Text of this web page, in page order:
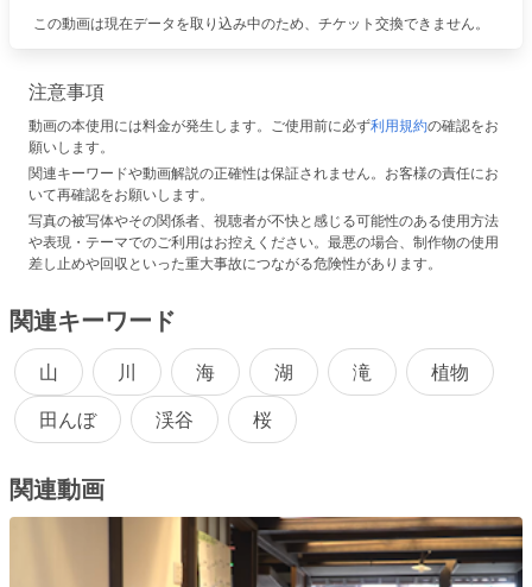
この動画は現在データを取り込み中のため、チケット交換できません。
注意事項
動画の本使用には料金が発生します。ご使用前に必ず利用規約の確認をお
願いします。
関連キーワードや動画解説の正確性は保証されません。お客様の責任にお
いて再確認をお願いします。
写真の被写体やその関係者、視聴者が不快と感じる可能性のある使用方法
や表現・テーマでのご利用はお控えください。最悪の場合、制作物の使用
差し止めや回収といった重大事故につながる危険性があります。
関連キーワード
山 川 海 湖 滝
植物
田んぼ
渓谷 桜
関連動画